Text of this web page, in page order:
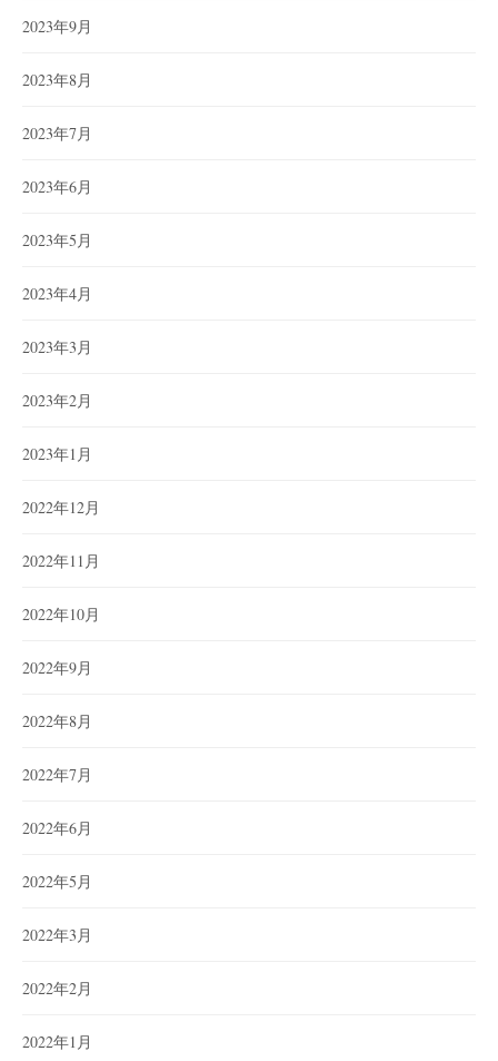
2023年9月
2023年8月
2023年7月
2023年6月
2023年5月
2023年4月
2023年3月
2023年2月
2023年1月
2022年12月
2022年11月
2022年10月
2022年9月
2022年8月
2022年7月
2022年6月
2022年5月
2022年3月
2022年2月
2022年1月